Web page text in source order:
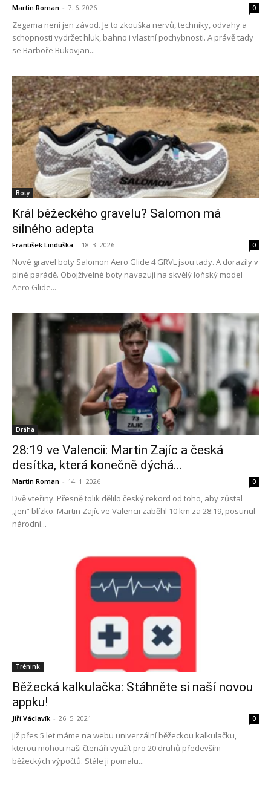
Martin Roman - 7. 6. 2026 0
Zegama není jen závod. Je to zkouška nervů, techniky, odvahy a
schopnosti vydržet hluk, bahno i vlastní pochybnosti. A právě tady
se Barboře Bukovjan...
Boty
Král běžeckého gravelu? Salomon má
silného adepta
František Linduška - 18. 3. 2026 0
Nové gravel boty Salomon Aero Glide 4 GRVL jsou tady. A dorazily v
plné parádě. Obojživelné boty navazují na skvělý loňský model
Aero Glide...
Dráha
28:19 ve Valencii: Martin Zajíc a česká
desítka, která konečně dýchá...
Martin Roman - 14. 1. 2026 0
Dvě vteřiny. Přesně tolik dělilo český rekord od toho, aby zůstal
„jen“ blízko. Martin Zajíc ve Valencii zaběhl 10 km za 28:19, posunul
národní...
Trénink
Běžecká kalkulačka: Stáhněte si naší novou
appku!
Jiří Václavík - 26. 5. 2021 0
Již přes 5 let máme na webu univerzální běžeckou kalkulačku,
kterou mohou naši čtenáři využít pro 20 druhů především
běžeckých výpočtů. Stále ji pomalu...